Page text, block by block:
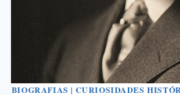
DESERTO
CHINA
BIOGRAFIAS | CURIOSIDADES